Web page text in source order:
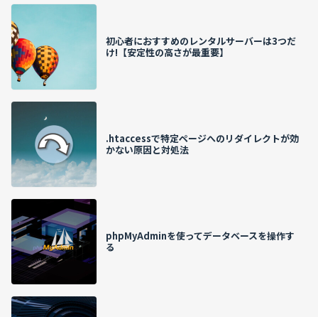
初心者におすすめのレンタルサーバーは3つだ
け!【安定性の高さが最重要】
.htaccessで特定ページへのリダイレクトが効
かない原因と対処法
phpMyAdminを使ってデータベースを操作す
る